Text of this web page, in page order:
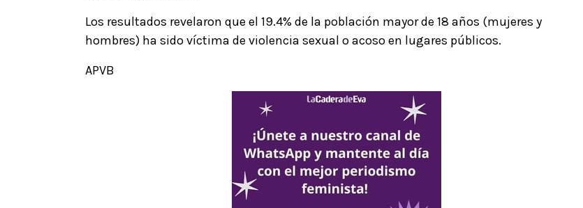
Los resultados revelaron que el 19.4% de la población mayor de 18 años (mujeres y
hombres) ha sido víctima de violencia sexual o acoso en lugares públicos.
APVB